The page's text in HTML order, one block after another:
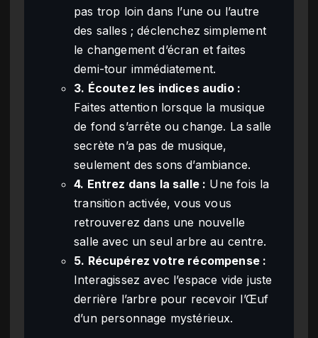
pas trop loin dans l’une ou l’autre
des salles ; déclenchez simplement
le changement d’écran et faites
demi-tour immédiatement.
3. Écoutez les indices audio :
Faites attention lorsque la musique
de fond s’arrête ou change. La salle
secrète n’a pas de musique,
seulement des sons d’ambiance.
4. Entrez dans la salle : Une fois la
transition activée, vous vous
retrouverez dans une nouvelle
salle avec un seul arbre au centre.
5. Récupérez votre récompense :
Interagissez avec l’espace vide juste
derrière l’arbre pour recevoir l’Œuf
d’un personnage mystérieux.